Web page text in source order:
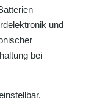
und
bei